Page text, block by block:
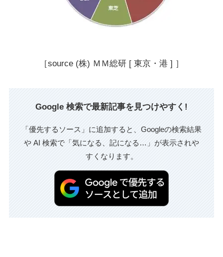
［source (株) ＭＭ総研 [ 東京・港 ] ］
Google 検索で最新記事を見つけやすく!
「優先するソース」に追加すると、Googleの検索結果
や AI 検索で「気になる、記になる…」が表示されや
すくなります。